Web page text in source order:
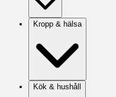
Kropp & hälsa
Kök & hushåll